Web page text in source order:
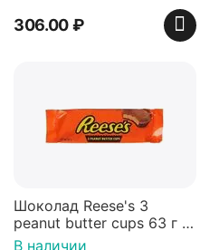
306.00₽
Шоколад Reese's 3
peanut butter cups 63 г с
арахисовой пастой
В наличии